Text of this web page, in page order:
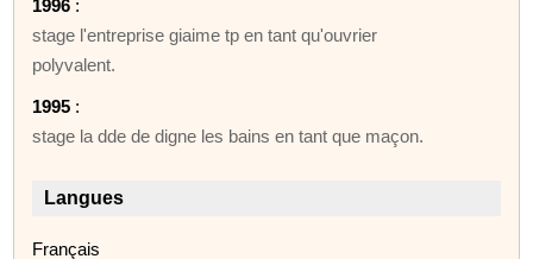
1996 :
stage l'entreprise giaime tp en tant qu'ouvrier
polyvalent.
1995 :
stage la dde de digne les bains en tant que maçon.
Langues
Français